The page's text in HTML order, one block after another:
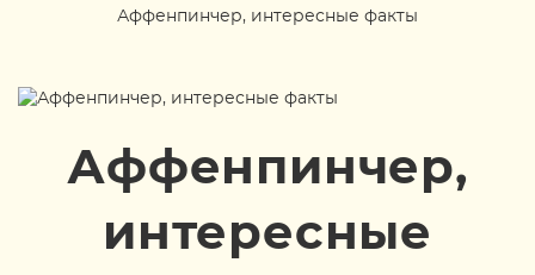
Аффенпинчер, интересные факты
Аффенпинчер,
интересные